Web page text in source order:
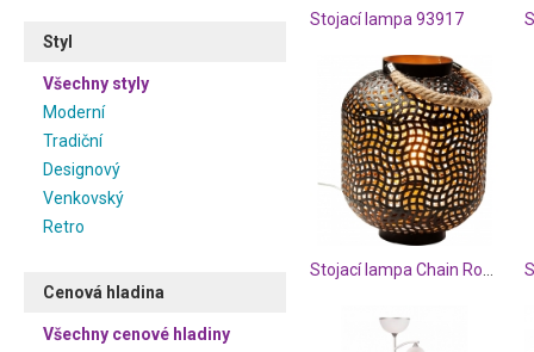
Styl
Všechny styly
Moderní
Tradiční
Designový
Venkovský
Retro
Cenová hladina
Všechny cenové hladiny
Stojací lampa 93917